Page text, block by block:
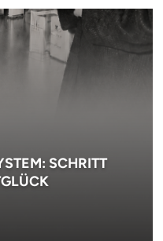
SCHRITT